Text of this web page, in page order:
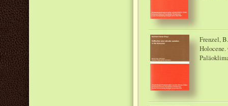
Frenzel,
Holocene.